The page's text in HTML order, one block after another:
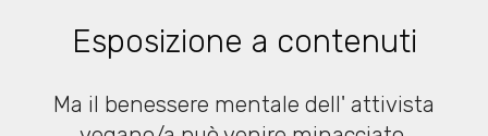
Esposizione a contenuti
Ma il benessere mentale dell' attivista